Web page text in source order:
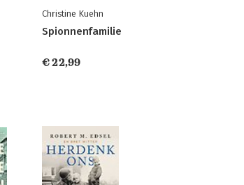
Christine Kuehn
Spionnenfamilie
€ 22,99